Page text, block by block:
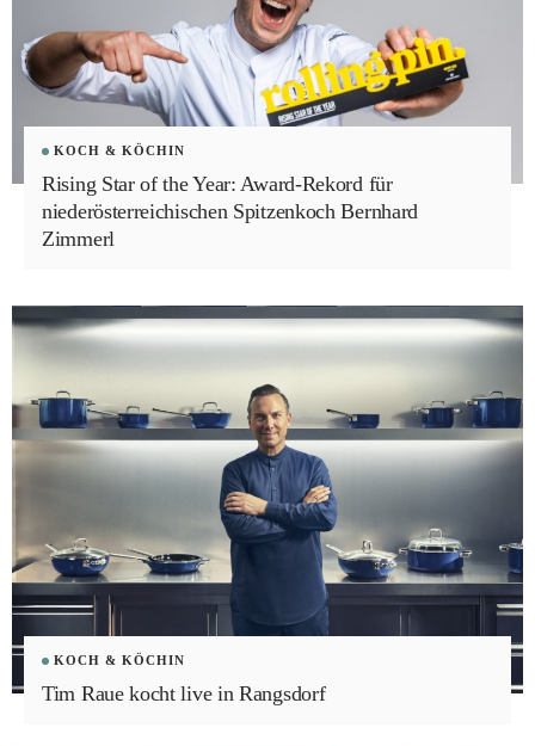
KOCH & KÖCHIN
Rising Star of the Year: Award-Rekord für
niederösterreichischen Spitzenkoch Bernhard
Zimmerl
KOCH & KÖCHIN
Tim Raue kocht live in Rangsdorf